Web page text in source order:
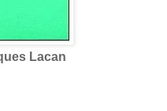
Lacan